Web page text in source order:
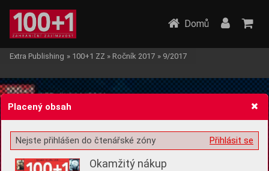
Žádost o souhlas s ukládáním volitelných informací
Domů
Extra Publishing » 100+1 ZZ » Ročník 2017 » 9/2017
Placený obsah
Přihlásit se
Nejste přihlášen do čtenářské zóny
Okamžitý nákup